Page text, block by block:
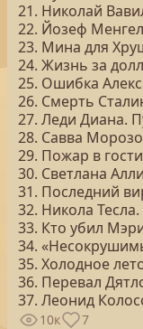
21. Николай
22. Йозеф
23. Мина для
24. Жизнь за
25. Ошибка
26. Смерть
27. Леди Диана.
28. Савва
29. Пожар в
30. Светлана
31. Последний
32. Никола
33. Кто убил
34.
35. Холодное
36. Перевал
37. Леонид
10к 7